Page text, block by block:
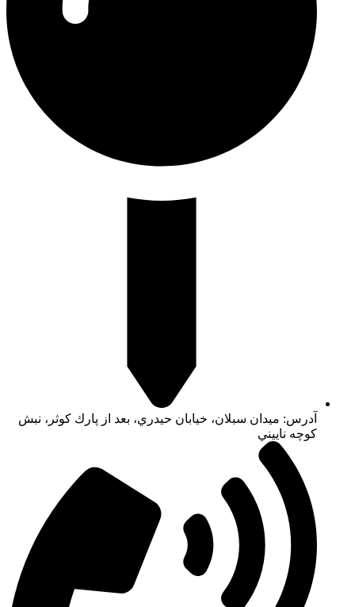
آدرس: ميدان سبلان، خيابان حيدري، بعد از پارك كوثر، نبش
كوچه ناييني